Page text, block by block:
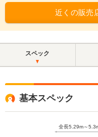
近くの販売
スペック
基本スペック
全長5.29m～